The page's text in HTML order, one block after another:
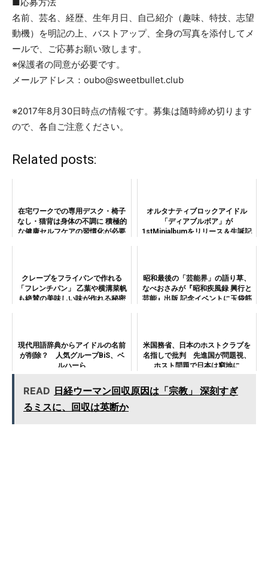
名前、芸名、経歴、生年月日、自己紹介（趣味、特技、志望
動機）を明記の上、バストアップ、全身の写真を添付してメ
ールで、ご応募お願い致します。
※保護者の同意が必要です。
メールアドレス：oubo@sweetbullet.club
※2017年8月30日時点の情報です。募集は随時締め切ります
ので、各自ご注意ください。
Related posts:
在宅ワークでの専用デスク・椅子
なし・猫背は身体の不調に 積極的
な健康セルフケアの習慣化が必要
オルタナティブロックアイドル
「ディアブルボア」が
1stMinialbumをリリース＆生誕記
クレープをフライパンで作れる
「フレンチパン」 乙葉や横溝菜帆
も絶賛の美味しい味が作れる秘密
昭和最後の「芸能界」の語り草、
なべおさみが『昭和疾風録 興行と
芸能』出版 記念イベントに玉袋筋
現代用語辞典からアイドルの名前
が削除？ 人気グループBiS、ベ
ルハーら
米国務省、日本のホストクラブを
名指しで批判 先進国が問題視、
ホスト問題で日本は窮地に
READ 日経ウーマン回収原因は「宗教」 深刻すぎ
るミスに、回収は英断か